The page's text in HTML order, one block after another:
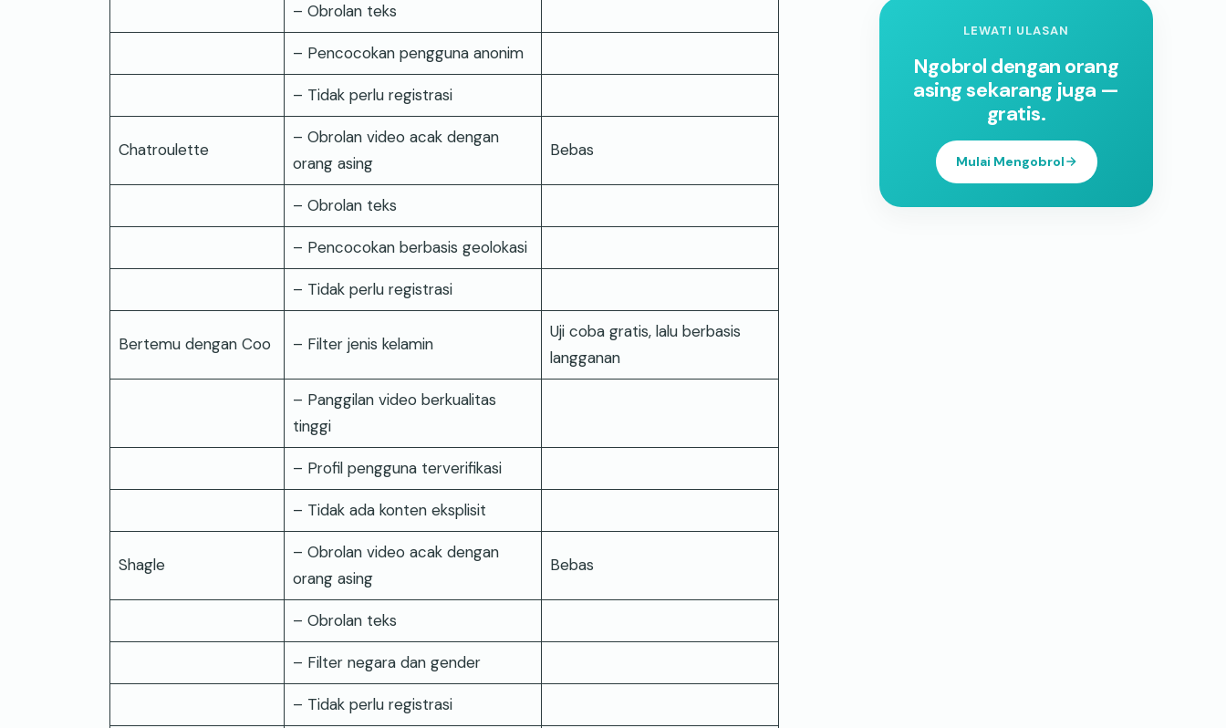
– Obrolan teks
– Pencocokan pengguna anonim
– Tidak perlu registrasi
Chatroulette
– Obrolan video acak dengan
orang asing
Bebas
– Obrolan teks
– Pencocokan berbasis geolokasi
– Tidak perlu registrasi
Bertemu dengan Coo – Filter jenis kelamin
Uji coba gratis, lalu berbasis
langganan
– Panggilan video berkualitas
tinggi
– Profil pengguna terverifikasi
– Tidak ada konten eksplisit
Shagle
– Obrolan video acak dengan
orang asing
Bebas
– Obrolan teks
– Filter negara dan gender
– Tidak perlu registrasi
LEWATI ULASAN
Ngobrol dengan orang
asing sekarang juga —
gratis.
Mulai Mengobrol